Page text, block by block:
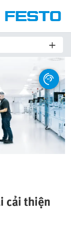
cải thiện